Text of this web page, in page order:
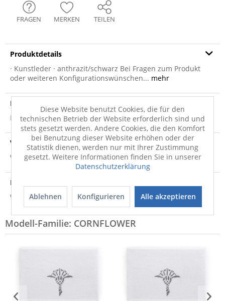
FRAGEN MERKEN TEILEN
Produktdetails
· Kunstleder · anthrazit/schwarz Bei Fragen zum Produkt
oder weiteren Konfigurationswünschen... mehr
Produktsicherheit
Produktsicherheit
Versandinfo
Weitere Informationen zum Versand...
Hersteller
Weitere Informationen zum Hersteller...
Modell-Familie: CORNFLOWER
Diese Website benutzt Cookies, die für den
technischen Betrieb der Website erforderlich sind und
stets gesetzt werden. Andere Cookies, die den Komfort
bei Benutzung dieser Website erhöhen oder der
Statistik dienen, werden nur mit Ihrer Zustimmung
gesetzt. Weitere Informationen finden Sie in unserer
Datenschutzerklärung
Ablehnen Konfigurieren Alle akzeptieren